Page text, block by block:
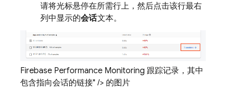
请将光标悬停在所需行上，然后点击该行最右
列中显示的会话文本。
Firebase Performance Monitoring 跟踪记录，其中
包含指向会话的链接" /> 的图片